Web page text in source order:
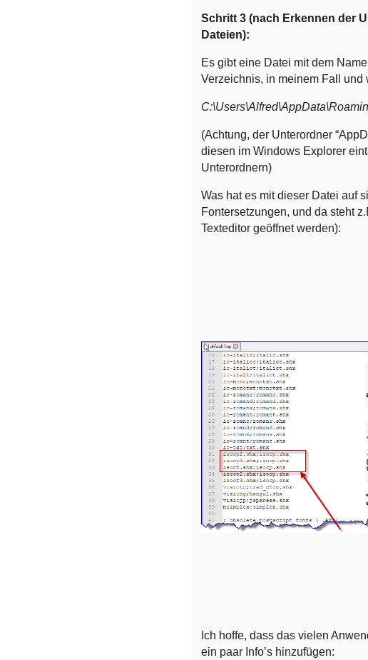
Schritt 3 (nach Erkennen der
Dateien):
Es gibt eine Datei mit dem
Verzeichnis, in meinem Fall und
(Achtung, der Unterordner
diesen im Windows Explorer
Unterordnern)
Was hat es mit dieser Datei auf
Fontersetzungen, und da steht
Texteditor geöffnet werden):
Ich hoffe, dass das vielen
ein paar Info’s hinzufügen: